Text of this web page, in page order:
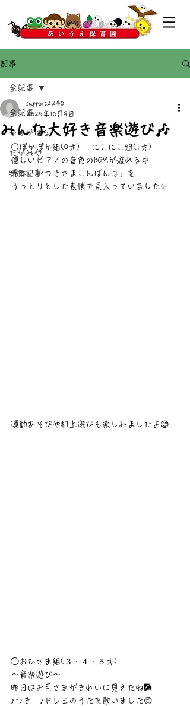
記事
全記事
かすがばる
たかみや
特集記事
全記事
みんな大好き音楽遊び🎶
support2240
2025年10月9日
○ぽかぽか組(0才) 　にこにこ組(1才)
優しいピアノの音色のBGMが流れる中
絵本「おつきさまこんばんは」を
うっとりとした表情で見入っていました✨
運動あそびや机上遊びも楽しみましたよ😊
◯おひさま組(３・４・５才)
〜音楽遊び〜
昨日はお月さまがきれいに見えたね🎑
♪つき　♪ドレミのうたを歌いました😊